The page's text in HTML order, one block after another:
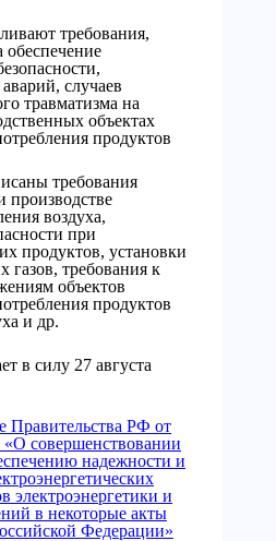
требования,
случаев
травматизма на
объектах
продуктов
требования
производстве
воздуха,
при
продуктов, установки
газов, требования к
объектов
продуктов
и др.
в силу 27 августа
Правительства РФ от
совершенствовании
надежности и
электроэнергетики и
в некоторые акты
Федерации»